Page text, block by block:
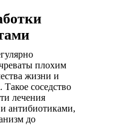
плохим
жизни и
соседство
лечения
антибиотиками,
до